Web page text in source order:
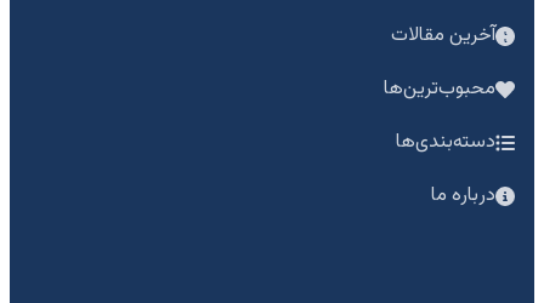
آخرین مقالات
محبوب‌ترین‌ها
دسته‌بندی‌ها
درباره ما